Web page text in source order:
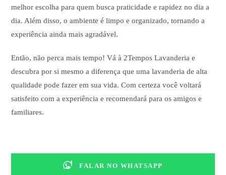
melhor escolha para quem busca praticidade e rapidez no dia a
dia. Além disso, o ambiente é limpo e organizado, tornando a
experiência ainda mais agradável.
Então, não perca mais tempo! Vá à 2Tempos Lavanderia e
descubra por si mesmo a diferença que uma lavanderia de alta
qualidade pode fazer em sua vida. Com certeza você voltará
satisfeito com a experiência e recomendará para os amigos e
familiares.
FALAR NO WHATSAPP